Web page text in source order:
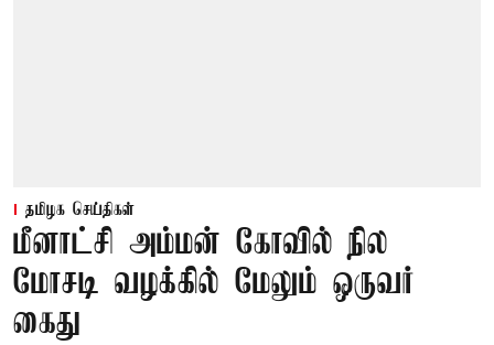
தமிழக செய்திகள்
மீனாட்சி அம்மன் கோவில் நில
மோசடி வழக்கில் மேலும் ஒருவர்
கைது